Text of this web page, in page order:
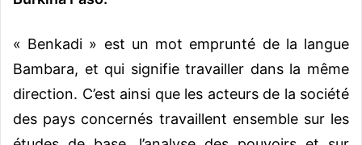
« Benkadi » est un mot emprunté de la langue
Bambara, et qui signifie travailler dans la même
direction. C’est ainsi que les acteurs de la société
des pays concernés travaillent ensemble sur les